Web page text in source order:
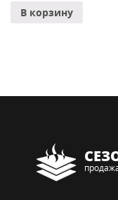
В корзину